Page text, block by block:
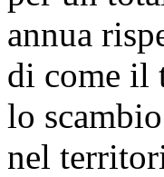
annua
di come il
lo
nel